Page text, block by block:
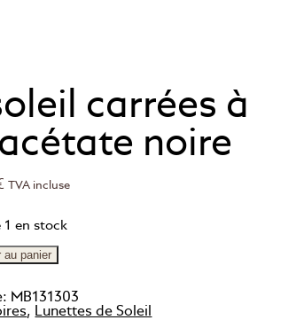
carrées à
noire
TVA incluse
1 en stock
au panier
MB131303
, Lunettes de Soleil